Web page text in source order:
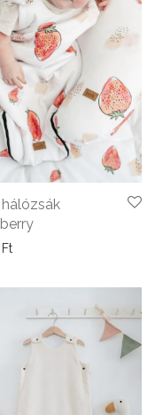
- 22990 Ft
hálózsák
Ft